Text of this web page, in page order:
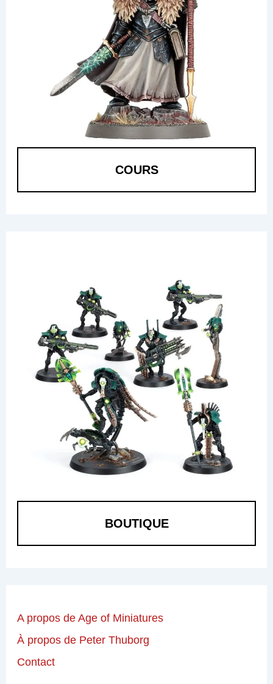
COURS
BOUTIQUE
A propos de Age of Miniatures
À propos de Peter Thuborg
Contact